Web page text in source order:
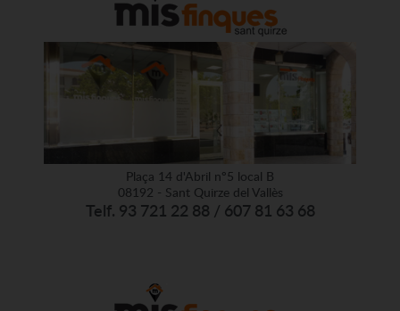
Plaça 14 d'Abril nº5 local B
08192 - Sant Quirze del Vallès
Telf. 93 721 22 88 / 607 81 63 68